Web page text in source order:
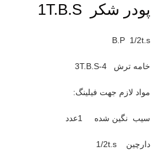
پودر شکر 1T.B.S
B.P 1/2t.s
خامه ترش 4-3T.B.S
مواد لازم جهت فیلینگ:
سیب نگین شده 1عدد
دارچین 1/2t.s